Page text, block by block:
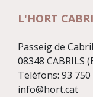
L'HORT
Passeig de
08348 CABRILS
Telèfons: 93
info@hort.cat